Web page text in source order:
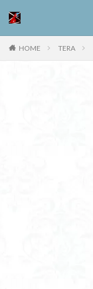
HOME TERA